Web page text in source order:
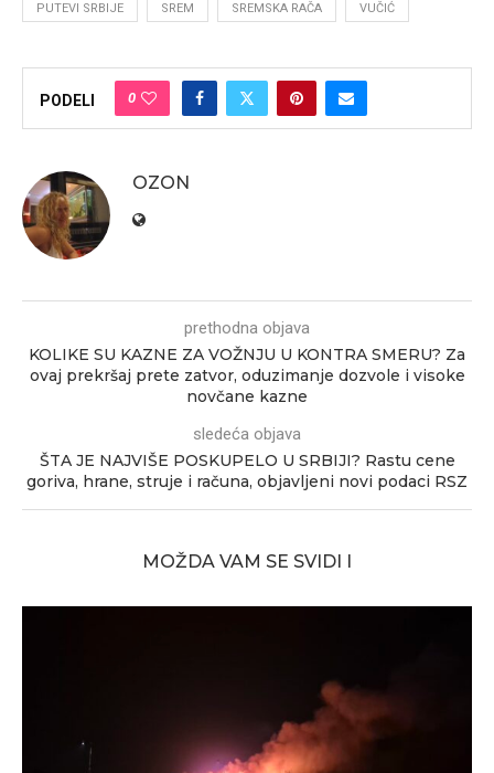
PUTEVI SRBIJE SREM SREMSKA RAČA VUČIĆ
PODELI 0
OZON
prethodna objava
KOLIKE SU KAZNE ZA VOŽNJU U KONTRA SMERU? Za
ovaj prekršaj prete zatvor, oduzimanje dozvole i visoke
novčane kazne
sledeća objava
ŠTA JE NAJVIŠE POSKUPELO U SRBIJI? Rastu cene
goriva, hrane, struje i računa, objavljeni novi podaci RSZ
MOŽDA VAM SE SVIDI I